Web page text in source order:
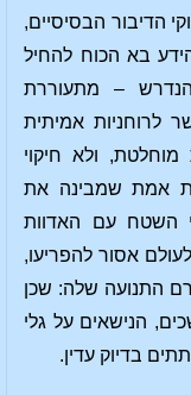
הדיבור הבסיסיים,
בא הכוח להחיל
– מתעוררת
לרוחניות אמיתית
ולא חיקוי
אמת שמבינה את
השטח עם האדוות
אסור להפריעו,
התנועה שלה: שכן
הנישאים על גלי
בדיוק עדין.